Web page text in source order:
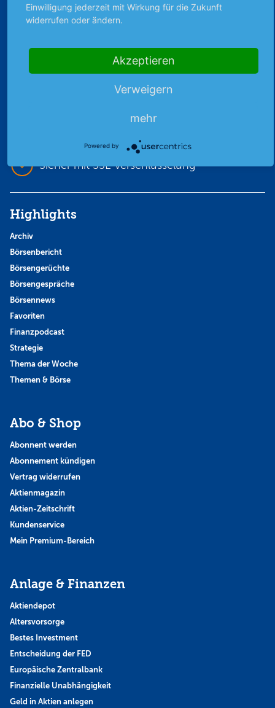
Unabhängig & werbefrei
Stets am Puls der Zeit
Sicher mit SSL-Verschlüsselung
Highlights
Archiv
Börsenbericht
Börsengerüchte
Börsengespräche
Börsennews
Favoriten
Finanzpodcast
Strategie
Thema der Woche
Themen & Börse
Abo & Shop
Abonnent werden
Abonnement kündigen
Vertrag widerrufen
Aktienmagazin
Aktien-Zeitschrift
Kundenservice
Mein Premium-Bereich
Anlage & Finanzen
Aktiendepot
Altersvorsorge
Bestes Investment
Entscheidung der FED
Europäische Zentralbank
Finanzielle Unabhängigkeit
Geld in Aktien anlegen
Einwilligung jederzeit mit Wirkung für die Zukunft
widerrufen oder ändern.
Akzeptieren
Verweigern
mehr
Powered by